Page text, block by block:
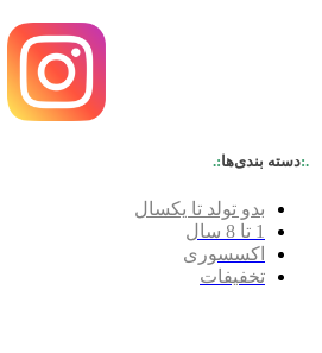
.:دسته بندی‌ها:.
بدو تولد تا یکسال
1 تا 8 سال
اکسسوری
تخفیفات